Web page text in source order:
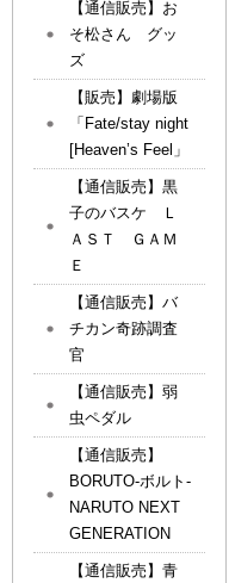
【通信販売】お
そ松さん グッ
ズ
【販売】劇場版
「Fate/stay night
[Heaven’s Feel」
【通信販売】黒
子のバスケ Ｌ
ＡＳＴ ＧＡＭ
Ｅ
【通信販売】バ
チカン奇跡調査
官
【通信販売】弱
虫ペダル
【通信販売】
BORUTO-ボルト-
NARUTO NEXT
GENERATION
【通信販売】青